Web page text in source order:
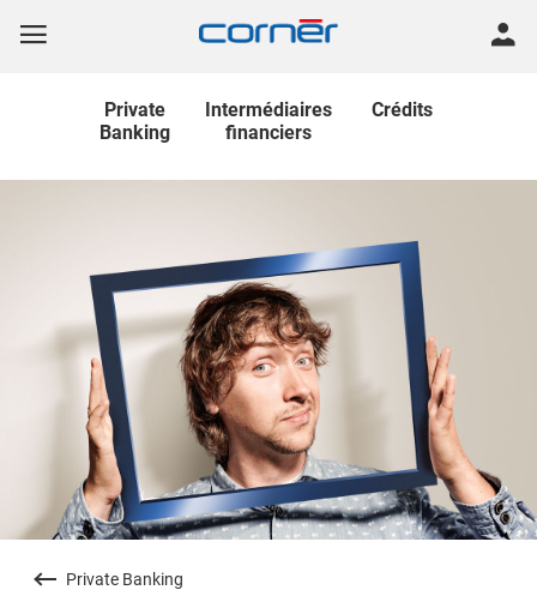
Private
Banking
Intermédiaires
financiers
Crédits
Private Banking